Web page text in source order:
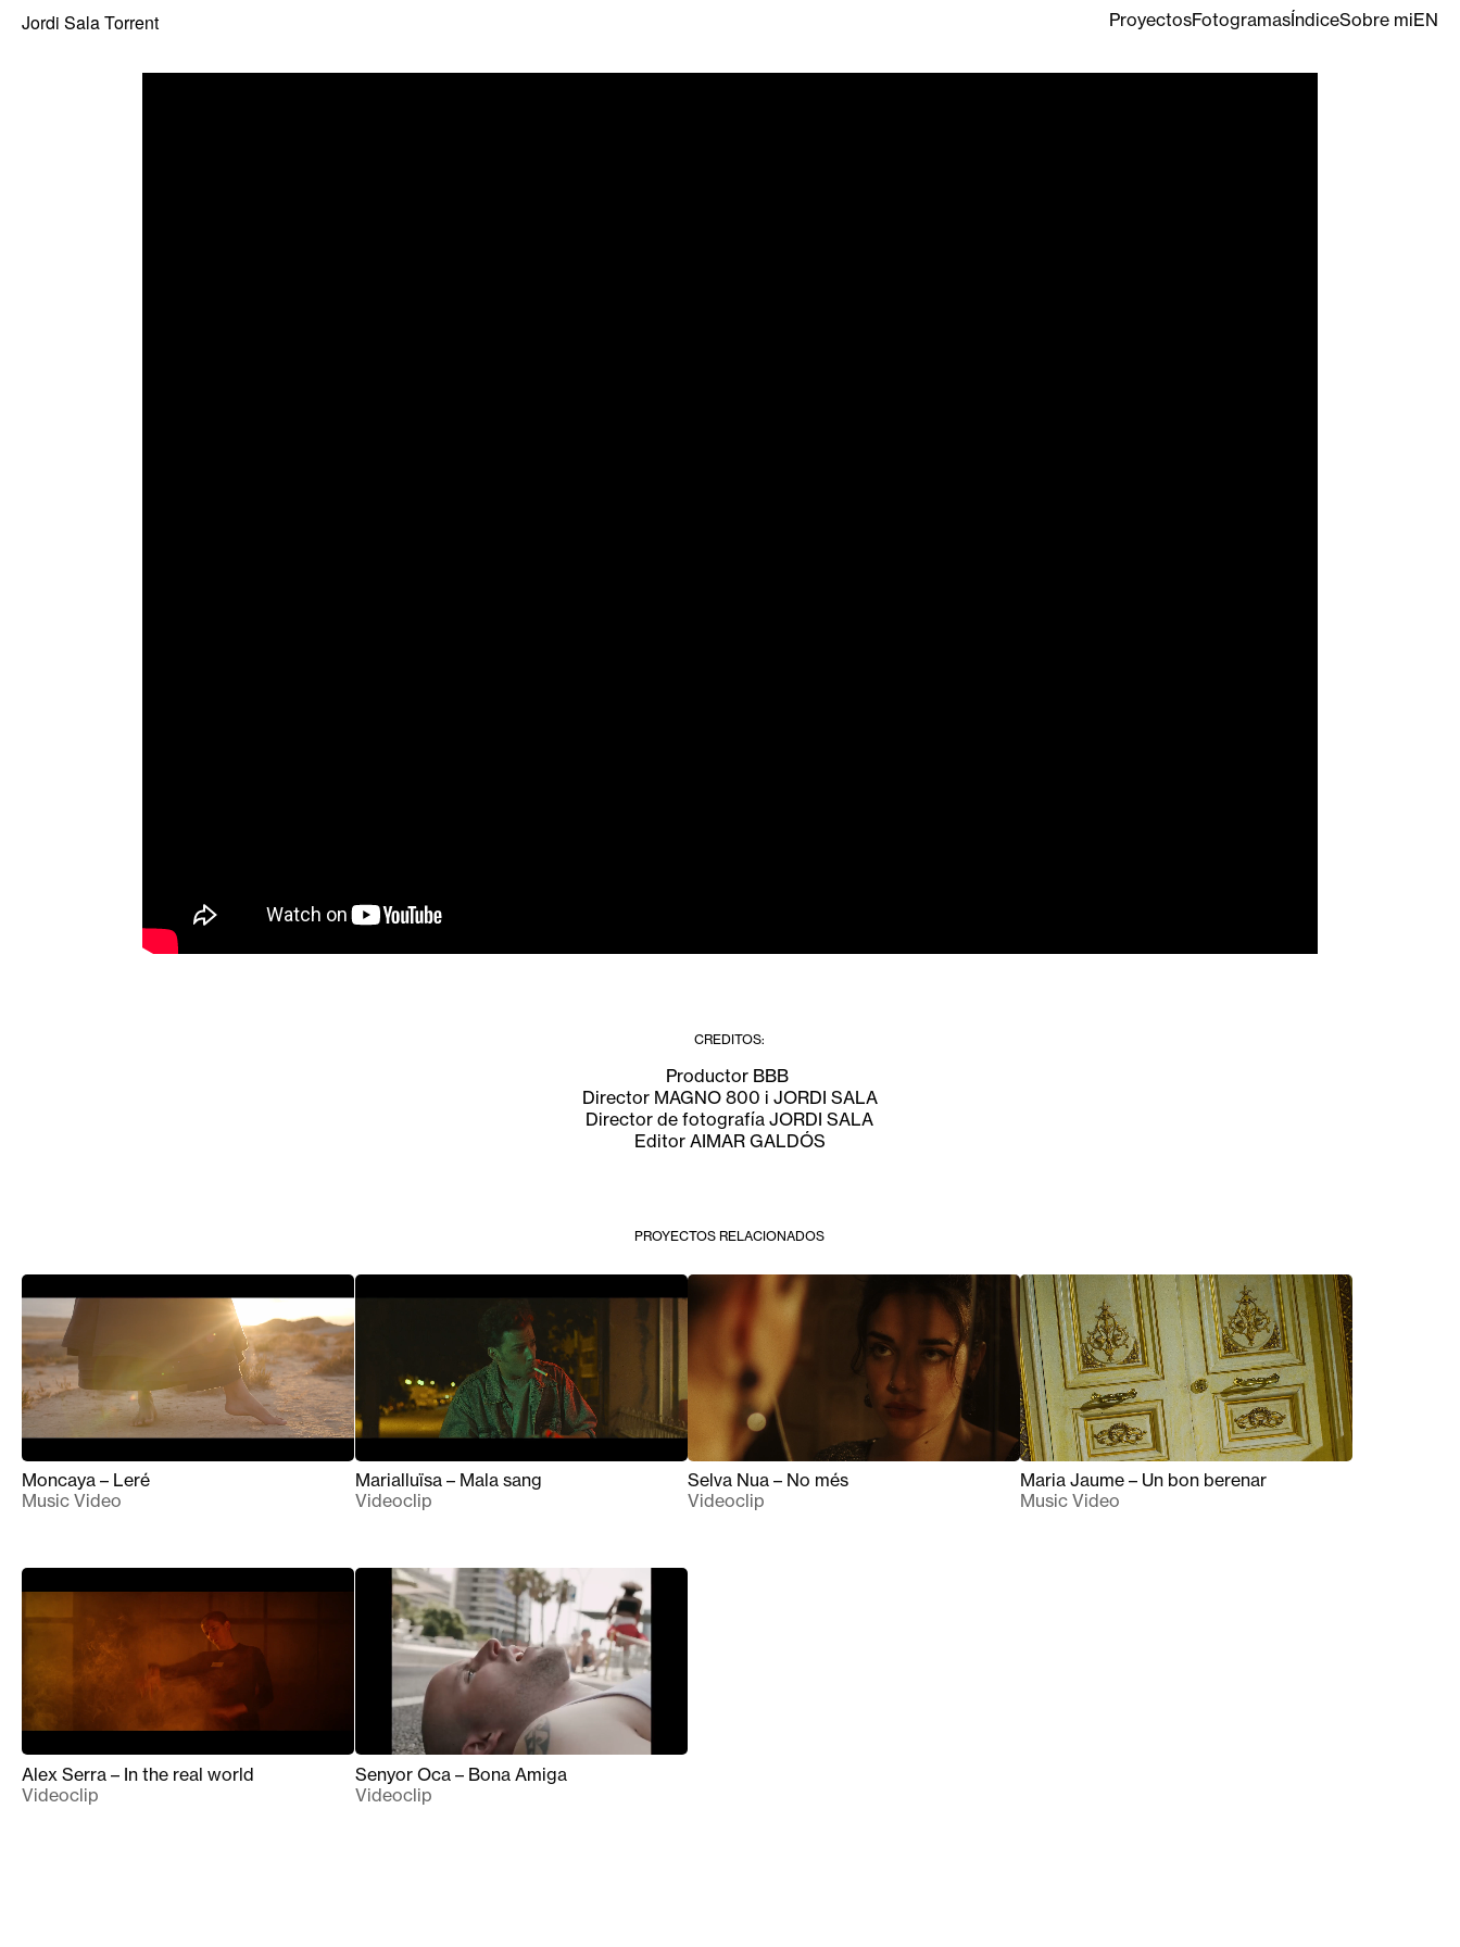
Jordi Sala Torrent ProyectosFotogramasÍndiceSobre miEN
CREDITOS:
Productor BBB
Director MAGNO 800 i JORDI SALA
Director de fotografía JORDI SALA
Editor AIMAR GALDÓS
PROYECTOS RELACIONADOS
Moncaya – Leré
Music Video
Marialluïsa – Mala sang
Videoclip
Selva Nua – No més
Videoclip
Maria Jaume – Un bon berenar
Music Video
Alex Serra – In the real world
Videoclip
Senyor Oca – Bona Amiga
Videoclip